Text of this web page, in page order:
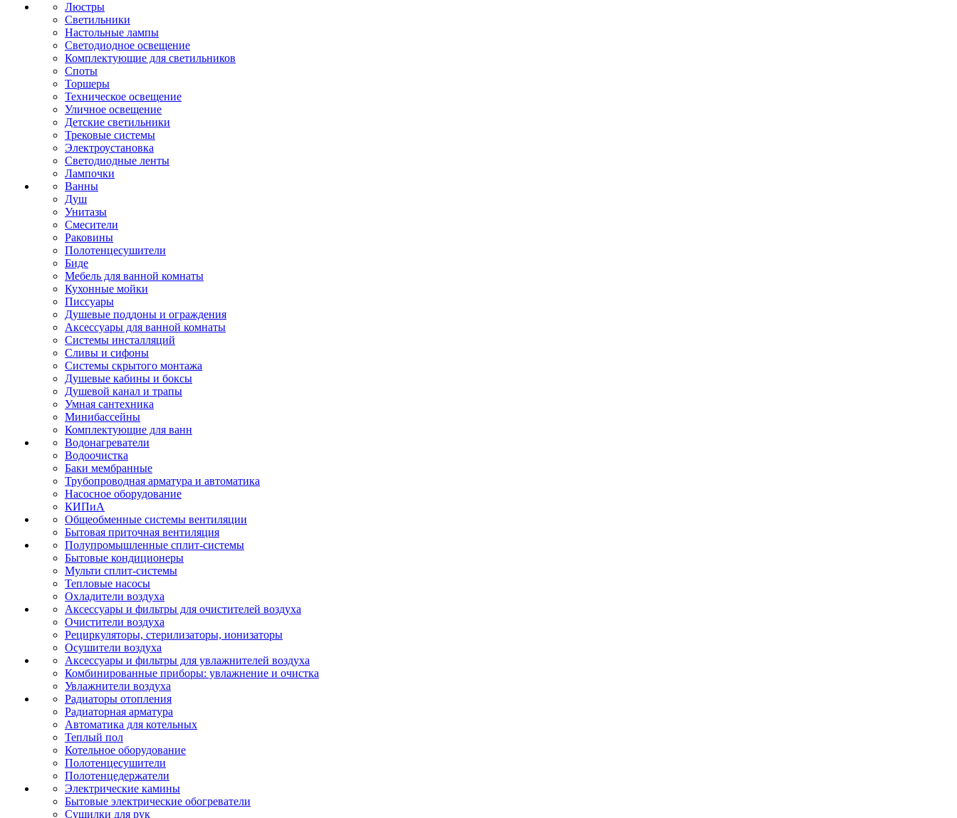
Люстры
Светильники
Настольные лампы
Светодиодное освещение
Комплектующие для светильников
Споты
Торшеры
Техническое освещение
Уличное освещение
Детские светильники
Трековые системы
Электроустановка
Светодиодные ленты
Лампочки
Ванны
Душ
Унитазы
Смесители
Раковины
Полотенцесушители
Биде
Мебель для ванной комнаты
Кухонные мойки
Писсуары
Душевые поддоны и ограждения
Аксессуары для ванной комнаты
Системы инсталляций
Сливы и сифоны
Системы скрытого монтажа
Душевые кабины и боксы
Душевой канал и трапы
Умная сантехника
Минибассейны
Комплектующие для ванн
Водонагреватели
Водоочистка
Баки мембранные
Трубопроводная арматура и автоматика
Насосное оборудование
КИПиА
Общеобменные системы вентиляции
Бытовая приточная вентиляция
Полупромышленные сплит-системы
Бытовые кондиционеры
Мульти сплит-системы
Тепловые насосы
Охладители воздуха
Аксессуары и фильтры для очистителей воздуха
Очистители воздуха
Рециркуляторы, стерилизаторы, ионизаторы
Осушители воздуха
Аксессуары и фильтры для увлажнителей воздуха
Комбинированные приборы: увлажнение и очистка
Увлажнители воздуха
Радиаторы отопления
Радиаторная арматура
Автоматика для котельных
Теплый пол
Котельное оборудование
Полотенцесушители
Полотенцедержатели
Электрические камины
Бытовые электрические обогреватели
Сушилки для рук